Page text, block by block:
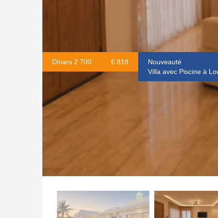
Dinars 2 700 € 818
Nouveauté
Villa avec Piscine à